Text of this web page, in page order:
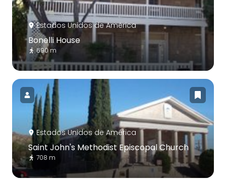
Estados Unidos de América
Bonelli House
690 m
Estados Unidos de América
Saint John's Methodist Episcopal Church
708 m